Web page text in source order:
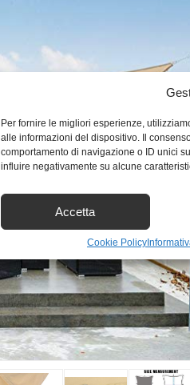
Per fornire le migliori esperienze,
alle informazioni del dispositivo. Il
comportamento di navigazione o ID unici
influire negativamente su alcune
Accetta
Cookie Policy